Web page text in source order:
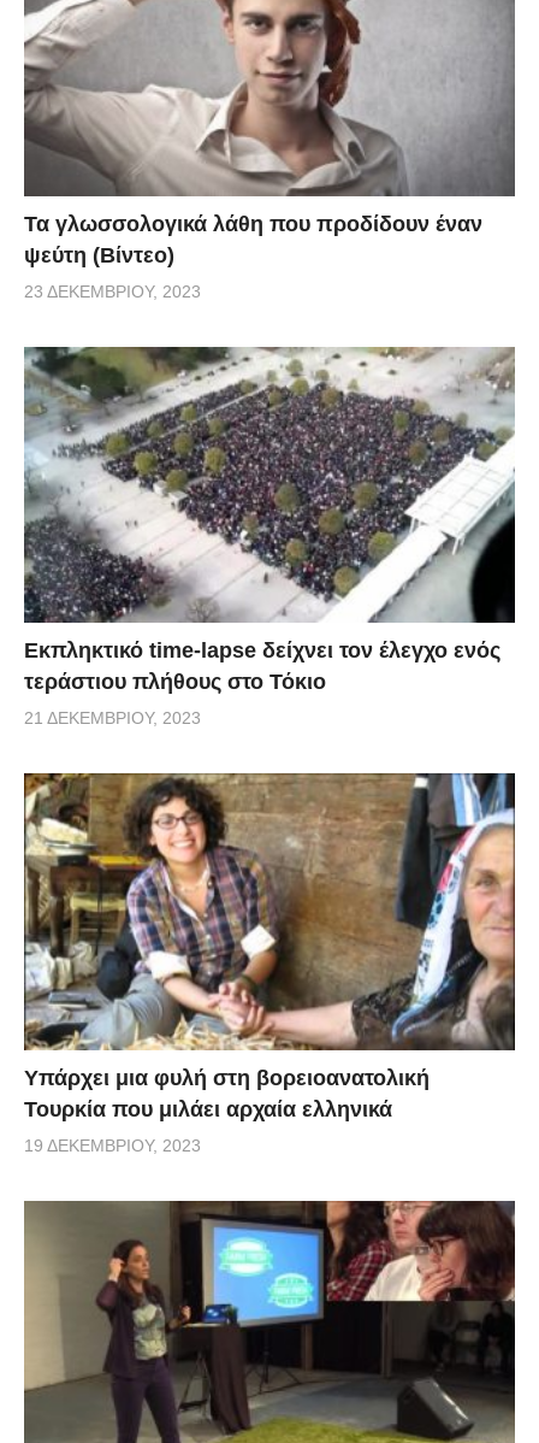
Τα γλωσσολογικά λάθη που προδίδουν έναν
ψεύτη (Βίντεο)
23 ΔΕΚΕΜΒΡΊΟΥ, 2023
Εκπληκτικό time-lapse δείχνει τον έλεγχο ενός
τεράστιου πλήθους στο Τόκιο
21 ΔΕΚΕΜΒΡΊΟΥ, 2023
Υπάρχει μια φυλή στη βορειοανατολική
Τουρκία που μιλάει αρχαία ελληνικά
19 ΔΕΚΕΜΒΡΊΟΥ, 2023